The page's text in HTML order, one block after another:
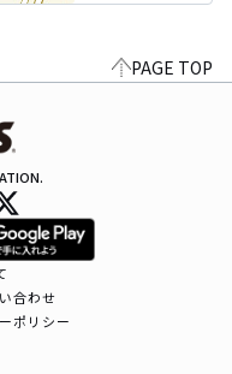
PAGE TOP
合わせ
ポリシー